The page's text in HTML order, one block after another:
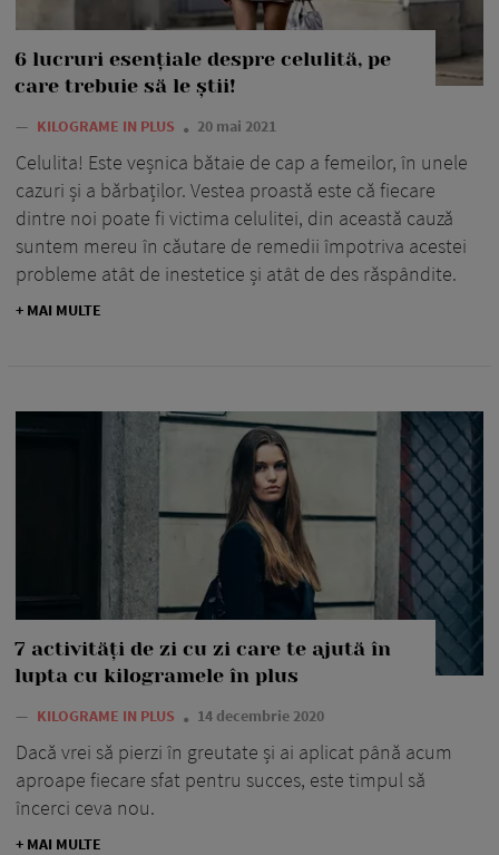
6 lucruri esențiale despre celulită, pe
care trebuie să le știi!
— KILOGRAME IN PLUS 20 mai 2021
Celulita! Este veșnica bătaie de cap a femeilor, în unele
cazuri și a bărbaților. Vestea proastă este că fiecare
dintre noi poate fi victima celulitei, din această cauză
suntem mereu în căutare de remedii împotriva acestei
probleme atât de inestetice și atât de des răspândite.
+ MAI MULTE
7 activități de zi cu zi care te ajută în
lupta cu kilogramele în plus
— KILOGRAME IN PLUS 14 decembrie 2020
Dacă vrei să pierzi în greutate și ai aplicat până acum
aproape fiecare sfat pentru succes, este timpul să
încerci ceva nou.
+ MAI MULTE